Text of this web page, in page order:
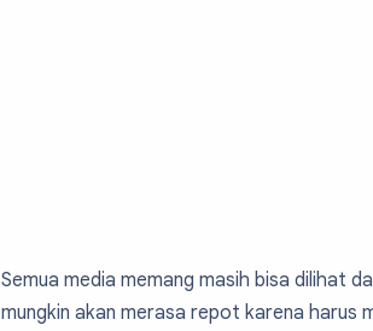
Semua media memang masih bisa dilihat
mungkin akan merasa repot karena harus